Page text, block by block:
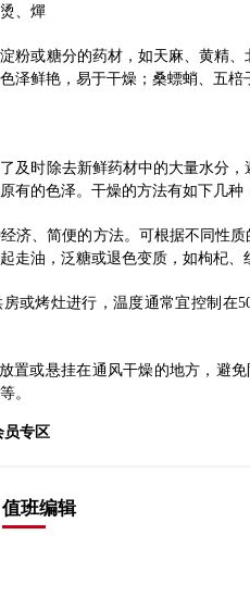
、燀
粉或糖分的药材，如天麻、黄精
泽鲜艳，易于干燥；桑螵蛸、五棓
及时除去新鲜药材中的大量水分
有的色泽。干燥的方法有如下几种
济、简便的方法。可根据不同性
走油，泛糖或退色变质，如枸杞、
或烤灶进行，温度通常宜控制在
置或悬挂在通风干燥的地方，避
。
员专区
值班编辑